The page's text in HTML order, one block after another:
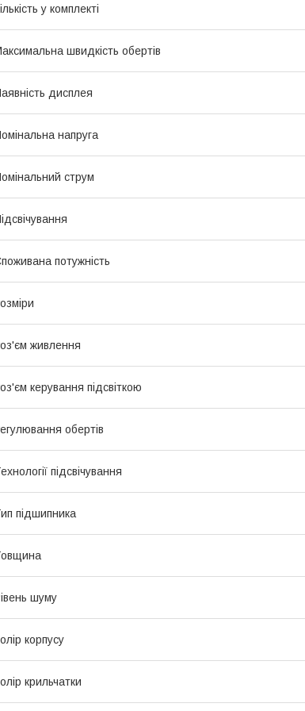
у комплекті
швидкість обертів
дисплея
напруга
струм
потужність
живлення
керування підсвіткою
обертів
підсвічування
підшипника
шуму
корпусу
крильчатки